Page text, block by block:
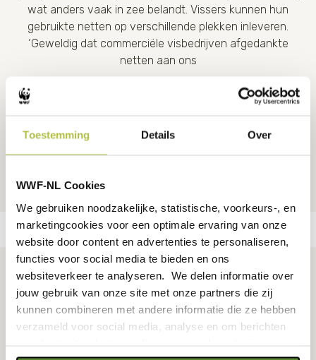
Toestemming Details Over
WWF-NL Cookies
We gebruiken noodzakelijke, statistische, voorkeurs-, en
marketingcookies voor een optimale ervaring van onze
website door content en advertenties te personaliseren,
functies voor social media te bieden en ons
websiteverkeer te analyseren. We delen informatie over
jouw gebruik van onze site met onze partners die zij
kunnen combineren met andere informatie die ze hebben
verzameld voor social media, analyse en om berichten
wat anders vaak in zee belandt. Vissers kunnen hun
gebruikte netten op verschillende plekken inleveren.
‘Geweldig dat commerciële visbedrijven afgedankte
netten aan ons
project gaan doneren’, zegt Aimée Leslie, directeur van het
oceanenprogramma van WWF-Peru. ‘De traditionele
vistuig compensatie te geven. Een win-win voor vissers